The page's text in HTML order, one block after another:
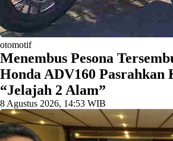
otomotif
Menembus Pesona
Honda ADV160 Pasrahkan
“Jelajah 2 Alam”
8 Agustus 2026, 14:53 WIB